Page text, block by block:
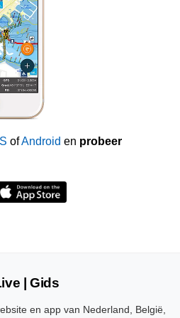
ofAndroid en probeer
| Gids
en app van Nederland, België,